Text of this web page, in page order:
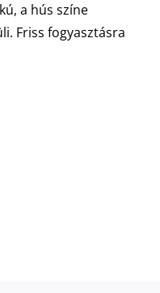
a hús színe
Friss fogyasztásra